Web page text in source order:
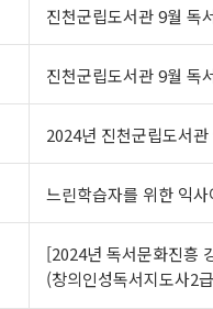
진천군립도서관 9월 독
진천군립도서관 9월 독
2024년 진천군립도서
느린학습자를 위한 익
[2024년 독서문화진흥
(창의인성독서지도사2